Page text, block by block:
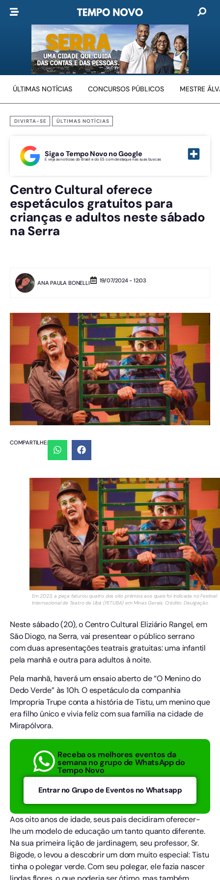
ÚLTIMAS NOTÍCIAS CONCURSOS PÚBLICOS MESTRE
DIVIRTA-SE ÚLTIMAS NOTÍCIAS
Siga o Tempo Novo no Google
E veja as notícias do Brasil e do ES com destaque nas suas buscas
Centro Cultural oferece
espetáculos gratuitos para
crianças e adultos neste sábado
na Serra
ANA PAULA BONELLI 19/07/2024 - 12:03
COMPARTILHE:
Em 2023, a peça faturou quatro dos oito prêmios aos quais foi indicada no Festival
Internacional de Teatro de Ubá (FETUBA) em Minas Gerais. Crédito: Divulgação
Neste sábado (20), o Centro Cultural Eliziário Rangel, em
São Diogo, na Serra, vai presentear o público serrano
com duas apresentações teatrais gratuitas: uma infantil
pela manhã e outra para adultos à noite.
Pela manhã, haverá um ensaio aberto de “O Menino do
Dedo Verde” às 10h. O espetáculo da companhia
Impropria Trupe conta a história de Tistu, um menino que
era filho único e vivia feliz com sua família na cidade de
Mirapólvora.
Receba os melhores eventos da
semana no grupo de WhatsApp do
Tempo Novo
Entrar no Grupo de Eventos no Whatsapp
Aos oito anos de idade, seus pais decidiram oferecer-
lhe um modelo de educação um tanto quanto diferente.
Na sua primeira lição de jardinagem, seu professor, Sr.
Bigode, o levou a descobrir um dom muito especial: Tistu
tinha o polegar verde. Com seu polegar, ele fazia nascer